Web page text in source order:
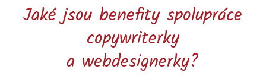
Jaké jsou benefity spolupráce
copywriterky
a webdesignerky?